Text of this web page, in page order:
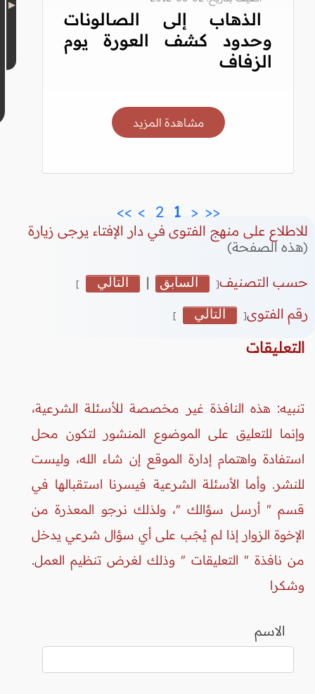
الذهاب إلى الصالونات
وحدود كشف العورة يوم
الزفاف
مشاهدة المزيد
<<
<
1
2
>
>>
للاطلاع على منهج الفتوى في دار الإفتاء يرجى زيارة
(هذه الصفحة)
حسب التصنيف[ السابق | التالي ]
رقم الفتوى[ التالي ]
التعليقات
تنبيه: هذه النافذة غير مخصصة للأسئلة الشرعية،
وإنما للتعليق على الموضوع المنشور لتكون محل
استفادة واهتمام إدارة الموقع إن شاء الله، وليست
للنشر. وأما الأسئلة الشرعية فيسرنا استقبالها في
قسم " أرسل سؤالك "، ولذلك نرجو المعذرة من
الإخوة الزوار إذا لم يُجَب على أي سؤال شرعي يدخل
من نافذة " التعليقات " وذلك لغرض تنظيم العمل.
وشكرا
الاسم